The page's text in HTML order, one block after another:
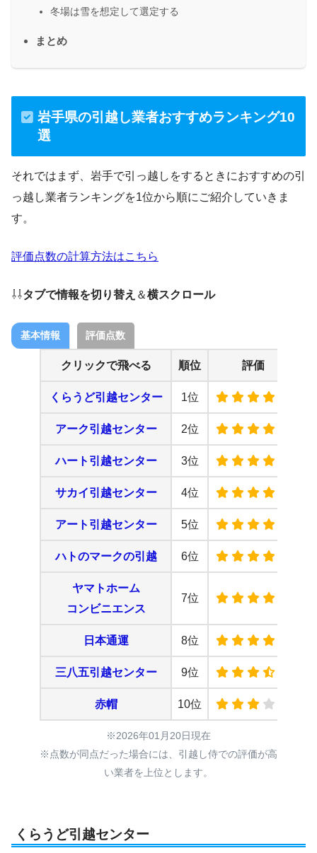
冬場は雪を想定して選定する
まとめ
岩手県の引越し業者おすすめランキング10
選
それではまず、岩手で引っ越しをするときにおすすめの引
っ越し業者ランキングを1位から順にご紹介していきま
す。
評価点数の計算方法はこちら
⇩⇩タブで情報を切り替え ＆横スクロール
基本情報 評価点数
クリックで飛べる 順位 評価
くらうど引越センター 1位
アーク引越センター 2位
ハート引越センター 3位
サカイ引越センター 4位
アート引越センター 5位
ハトのマークの引越 6位
ヤマトホーム
コンビニエンス
7位
日本通運 8位
三八五引越センター 9位
赤帽 10位
※2026年01月20日現在
※点数が同点だった場合には、引越し侍での評価が高
い業者を上位とします。
くらうど引越センター